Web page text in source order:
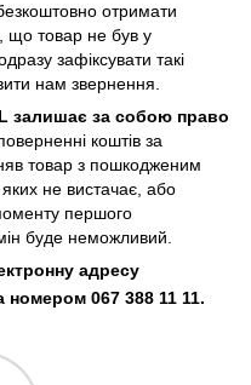
отримати
що товар не був у
зафіксувати такі
нам звернення.
залишає за собою право
коштів за
товар з пошкодженим
не вистачає, або
першого
буде неможливий.
адресу
номером 067 388 11 11.